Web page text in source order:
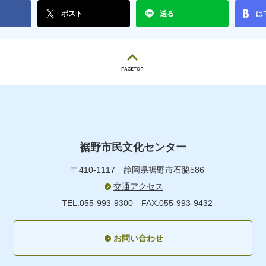
ポスト 送る は
裾野市民文化センター
〒410-1117 静岡県裾野市石脇586
交通アクセス
TEL.055-993-9300 FAX.055-993-9432
お問い合わせ